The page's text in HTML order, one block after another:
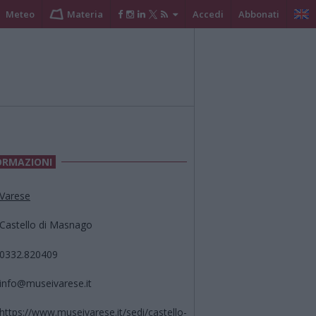
Meteo Materia Accedi Abbonati
Varese
Castello di Masnago
0332.820409
info@museivarese.it
https://www.museivarese.it/sedi/castello-